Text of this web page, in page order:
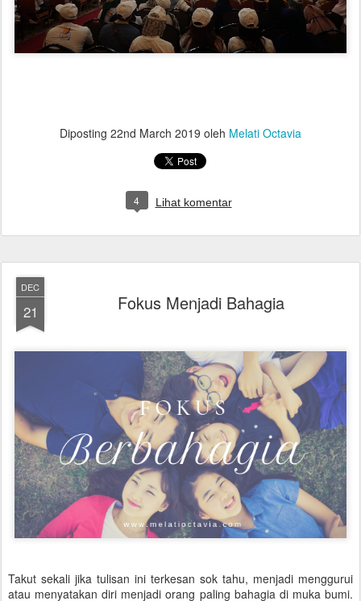
Diposting 22nd March 2019 oleh Melati Octavia
4 Lihat komentar
DEC
21 Fokus Menjadi Bahagia
Takut sekali jika tulisan ini terkesan sok tahu, menjadi menggurui
atau menyatakan diri menjadi orang paling bahagia di muka bumi.